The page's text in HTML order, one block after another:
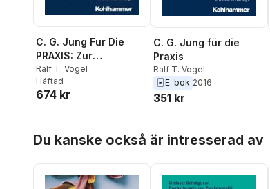
C. G. Jung Fur Die
PRAXIS: Zur
Integration
Jungianischer
Methoden in
Ralf T. Vogel
Häftad
674 kr
C. G. Jung für die
Praxis
Ralf T. Vogel
E-bok 2016
351 kr
Du kanske också är intresserad av